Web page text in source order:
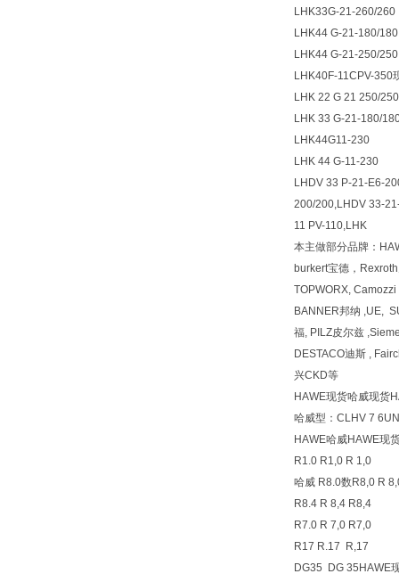
LHK33G-21-260/260
LHK44 G-21-180/180
LHK44 G-21-250/250
LHK40F-11CPV-350
LHK 22 G 21 250/250
LHK 33 G-21-180/
LHK44G11-230
LHK 44 G-11-230
LHDV 33 P-21-E6-
200/200,LHDV 33-
11 PV-110,LHK
本主做部分品牌：
burkert宝德，
TOPWORX,
BANNER邦纳 ,UE,
福, PILZ皮尔兹
DESTACO迪斯 ,
兴CKD等
HAWE现货哈威现货
哈威型：CLHV 7
HAWE哈威HAWE现
R1.0 R1,0 R 1,0
哈威 R8.0数R8,0 R
R8.4 R 8,4 R8,4
R7.0 R 7,0 R7,0
R17 R.17 R,17
DG35 DG 35HAWE